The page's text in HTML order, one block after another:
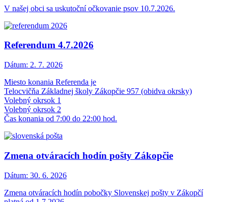
V našej obci sa uskutoční očkovanie psov 10.7.2026.
Referendum 4.7.2026
Dátum: 2. 7. 2026
Miesto konania Referenda je
Telocvičňa Základnej školy Zákopčie 957 (obidva okrsky)
Volebný okrsok 1
Volebný okrsok 2
Čas konania od 7:00 do 22:00 hod.
Zmena otváracích hodín pošty Zákopčie
Dátum: 30. 6. 2026
Zmena otváracích hodín pobočky Slovenskej pošty v Zákopčí